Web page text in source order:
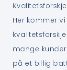
Her kommer
mange
på et billig